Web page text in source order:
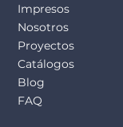
Impresos
Nosotros
Proyectos
Catálogos
Blog
FAQ